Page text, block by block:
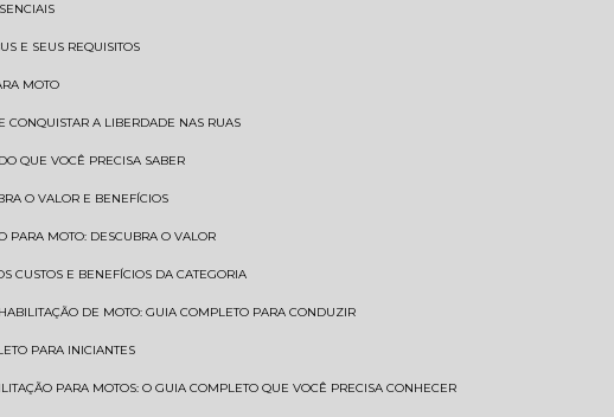
E SEUS REQUISITOS
MOTO
CONQUISTAR A LIBERDADE NAS RUAS
QUE VOCÊ PRECISA SABER
O VALOR E BENEFÍCIOS
PARA MOTO: DESCUBRA O VALOR
CUSTOS E BENEFÍCIOS DA CATEGORIA
HABILITAÇÃO DE MOTO: GUIA COMPLETO PARA CONDUZIR
PARA INICIANTES
PARA MOTOS: O GUIA COMPLETO QUE VOCÊ PRECISA CONHECER